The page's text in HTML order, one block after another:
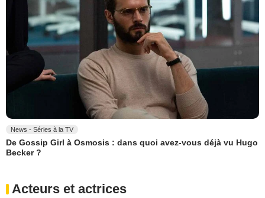
News - Séries à la TV
De Gossip Girl à Osmosis : dans quoi avez-vous déjà vu Hugo
Becker ?
Acteurs et actrices